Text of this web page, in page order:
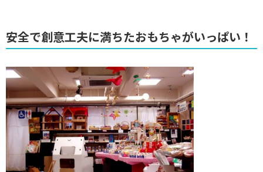
安全で創意工夫に満ちたおもちゃがいっぱい！